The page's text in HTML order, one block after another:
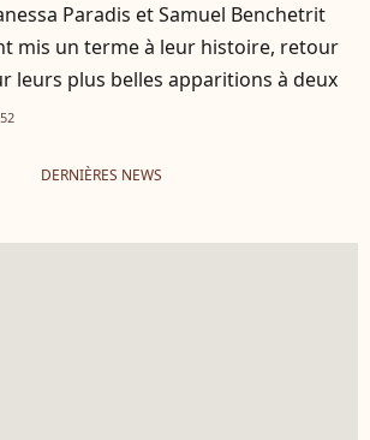
Paradis et Samuel Benchetrit
mis un terme à leur histoire, retour
leurs plus belles apparitions à deux
DERNIÈRES NEWS